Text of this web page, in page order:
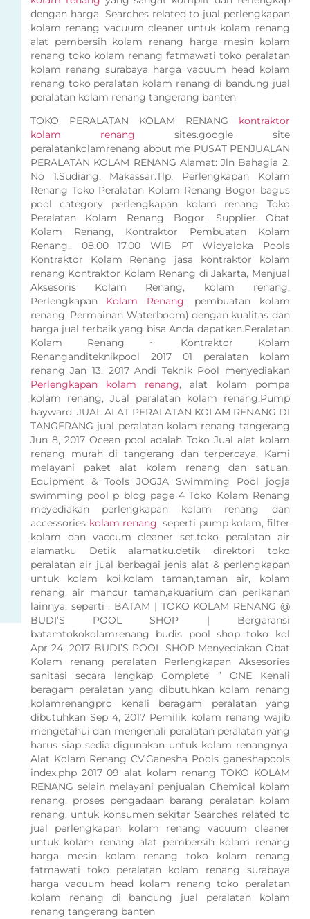
dengan harga Searches related to jual perlengkapan
kolam renang vacuum cleaner untuk kolam renang
alat pembersih kolam renang harga mesin kolam
renang toko kolam renang fatmawati toko peralatan
kolam renang surabaya harga vacuum head kolam
renang toko peralatan kolam renang di bandung jual
peralatan kolam renang tangerang banten
TOKO PERALATAN KOLAM RENANG kontraktor
kolam renang sites.google site
peralatankolamrenang about me PUSAT PENJUALAN
PERALATAN KOLAM RENANG Alamat: Jln Bahagia 2.
No 1.Sudiang. Makassar.Tlp. Perlengkapan Kolam
Renang Toko Peralatan Kolam Renang Bogor bagus
pool category perlengkapan kolam renang Toko
Peralatan Kolam Renang Bogor, Supplier Obat
Kolam Renang, Kontraktor Pembuatan Kolam
Renang,. 08.00 17.00 WIB PT Widyaloka Pools
Kontraktor Kolam Renang jasa kontraktor kolam
renang Kontraktor Kolam Renang di Jakarta, Menjual
Aksesoris Kolam Renang, kolam renang,
Perlengkapan Kolam Renang, pembuatan kolam
renang, Permainan Waterboom) dengan kualitas dan
harga jual terbaik yang bisa Anda dapatkan.Peralatan
Kolam Renang ~ Kontraktor Kolam
Renanganditeknikpool 2017 01 peralatan kolam
renang Jan 13, 2017 Andi Teknik Pool menyediakan
Perlengkapan kolam renang, alat kolam pompa
kolam renang, Jual peralatan kolam renang,Pump
hayward, JUAL ALAT PERALATAN KOLAM RENANG DI
TANGERANG jual peralatan kolam renang tangerang
Jun 8, 2017 Ocean pool adalah Toko Jual alat kolam
renang murah di tangerang dan terpercaya. Kami
melayani paket alat kolam renang dan satuan.
Equipment & Tools JOGJA Swimming Pool jogja
swimming pool p blog page 4 Toko Kolam Renang
meyediakan perlengkapan kolam renang dan
accessories kolam renang, seperti pump kolam, filter
kolam dan vaccum cleaner set.toko peralatan air
alamatku Detik alamatku.detik direktori toko
peralatan air jual berbagai jenis alat & perlengkapan
untuk kolam koi,kolam taman,taman air, kolam
renang, air mancur taman,akuarium dan perikanan
lainnya, seperti : BATAM | TOKO KOLAM RENANG @
BUDI’S POOL SHOP | Bergaransi
batamtokokolamrenang budis pool shop toko kol
Apr 24, 2017 BUDI’S POOL SHOP Menyediakan Obat
Kolam renang peralatan Perlengkapan Aksesories
sanitasi secara lengkap Complete ” ONE Kenali
beragam peralatan yang dibutuhkan kolam renang
kolamrenangpro kenali beragam peralatan yang
dibutuhkan Sep 4, 2017 Pemilik kolam renang wajib
mengetahui dan mengenali peralatan peralatan yang
harus siap sedia digunakan untuk kolam renangnya.
Alat Kolam Renang CV.Ganesha Pools ganeshapools
index.php 2017 09 alat kolam renang TOKO KOLAM
RENANG selain melayani penjualan Chemical kolam
renang, proses pengadaan barang peralatan kolam
renang. untuk konsumen sekitar Searches related to
jual perlengkapan kolam renang vacuum cleaner
untuk kolam renang alat pembersih kolam renang
harga mesin kolam renang toko kolam renang
fatmawati toko peralatan kolam renang surabaya
harga vacuum head kolam renang toko peralatan
kolam renang di bandung jual peralatan kolam
renang tangerang banten